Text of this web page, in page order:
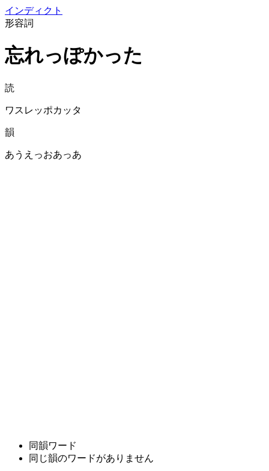
インディクト
形容詞
忘れっぽかった
読
ワスレッポカッタ
韻
あうえっおあっあ
同韻ワード
同じ韻のワードがありません